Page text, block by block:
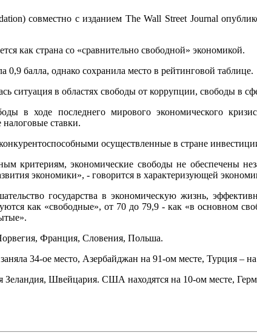
совместно с изданием The Wall Street Journal
как страна со «сравнительно свободной» экономикой.
балла, однако сохранила место в рейтинговой таблице.
ситуация в областях свободы от коррупции, свободы в
в ходе последнего мирового экономического
ставки.
осуществленные в стране
критериям, экономические свободы не обеспечены
экономики», - говорится в характеризующей
государства в экономическую жизнь,
как «свободные», от 70 до 79,9 - как «в основном
Франция, Словения, Польша.
34-ое место, Азербайджан на 91-ом месте, Турция –
Швейцария. США находятся на 10-ом месте,